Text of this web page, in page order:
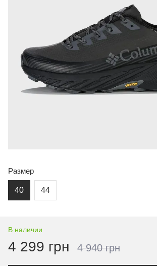
Размер
40 44
В наличии
4 299 грн 4 940 грн